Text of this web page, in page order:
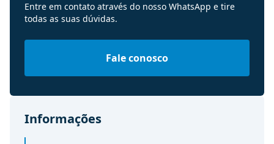
Entre em contato através do nosso WhatsApp e tire
todas as suas dúvidas.
Fale conosco
Informações